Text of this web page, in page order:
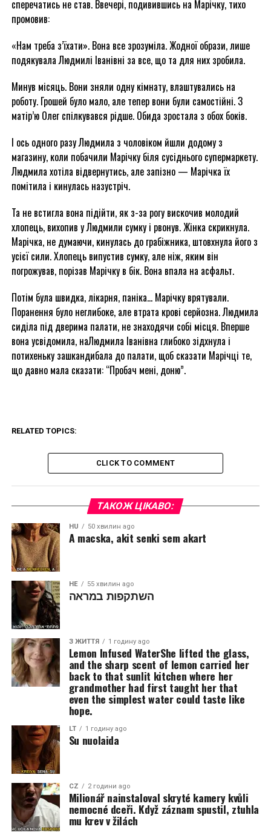
сперечатись не став. Ввечері, подивившись на Марічку, тихо
промовив:
«Нам треба з’їхати». Вона все зрозуміла. Жодної образи, лише
подякувала Людмилі Іванівні за все, що та для них зробила.
Минув місяць. Вони зняли одну кімнату, влаштувались на
роботу. Грошей було мало, але тепер вони були самостійні. З
матір’ю Олег спілкувався рідше. Обида зростала з обох боків.
І ось одного разу Людмила з чоловіком йшли додому з
магазину, коли побачили Марічку біля сусіднього супермаркету.
Людмила хотіла відвернутись, але запізно — Марічка їх
помітила і кинулась назустріч.
Та не встигла вона підійти, як з-за рогу вискочив молодий
хлопець, вихопив у Людмили сумку і рвонув. Жінка скрикнула.
Марічка, не думаючи, кинулась до грабіжника, штовхнула його з
усієї сили. Хлопець випустив сумку, але ніж, яким він
погрожував, порізав Марічку в бік. Вона впала на асфальт.
Потім була швидка, лікарня, паніка… Марічку врятували.
Поранення було неглибоке, але втрата крові серйозна. Людмила
сиділа під дверима палати, не знаходячи собі місця. Вперше
вона усвідомила, наЛюдмила Іванівна глибоко зідхнула і
потихеньку зашкандибала до палати, щоб сказати Марічці те,
що давно мала сказати: “Пробач мені, доню”.
RELATED TOPICS:
CLICK TO COMMENT
ТАКОЖ ЦІКАВО:
HU 50 хвилин ago
A macska, akit senki sem akart
HE 55 хвилин ago
השתקפות במראה
З ЖИТТЯ 1 годину ago
Lemon Infused WaterShe lifted the glass,
and the sharp scent of lemon carried her
back to that sunlit kitchen where her
grandmother had first taught her that
even the simplest water could taste like
hope.
LT 1 годину ago
Su nuolaida
CZ 2 години ago
Milionář nainstaloval skryté kamery kvůli
nemocné dceři. Když záznam spustil, ztuhla
mu krev v žilách